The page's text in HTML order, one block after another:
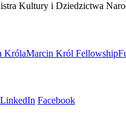
Kultury i Dziedzictwa
KrólaMarcin Król Fellowship
LinkedIn Facebook